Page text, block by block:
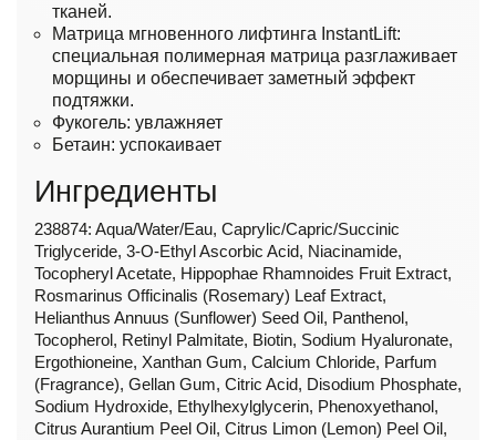
тканей.
Матрица мгновенного лифтинга InstantLift:
специальная полимерная матрица разглаживает
морщины и обеспечивает заметный эффект
подтяжки.
Фукогель: увлажняет
Бетаин: успокаивает
Ингредиенты
238874: Aqua/Water/Eau, Caprylic/Capric/Succinic
Triglyceride, 3-O-Ethyl Ascorbic Acid, Niacinamide,
Tocopheryl Acetate, Hippophae Rhamnoides Fruit Extract,
Rosmarinus Officinalis (Rosemary) Leaf Extract,
Helianthus Annuus (Sunflower) Seed Oil, Panthenol,
Tocopherol, Retinyl Palmitate, Biotin, Sodium Hyaluronate,
Ergothioneine, Xanthan Gum, Calcium Chloride, Parfum
(Fragrance), Gellan Gum, Citric Acid, Disodium Phosphate,
Sodium Hydroxide, Ethylhexylglycerin, Phenoxyethanol,
Citrus Aurantium Peel Oil, Citrus Limon (Lemon) Peel Oil,